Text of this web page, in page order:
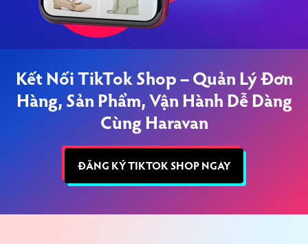
Kết Nối TikTok Shop – Quản Lý Đơn
Hàng, Sản Phẩm, Vận Hành Dễ Dàng
Cùng Haravan
ĐĂNG KÝ TIKTOK SHOP NGAY